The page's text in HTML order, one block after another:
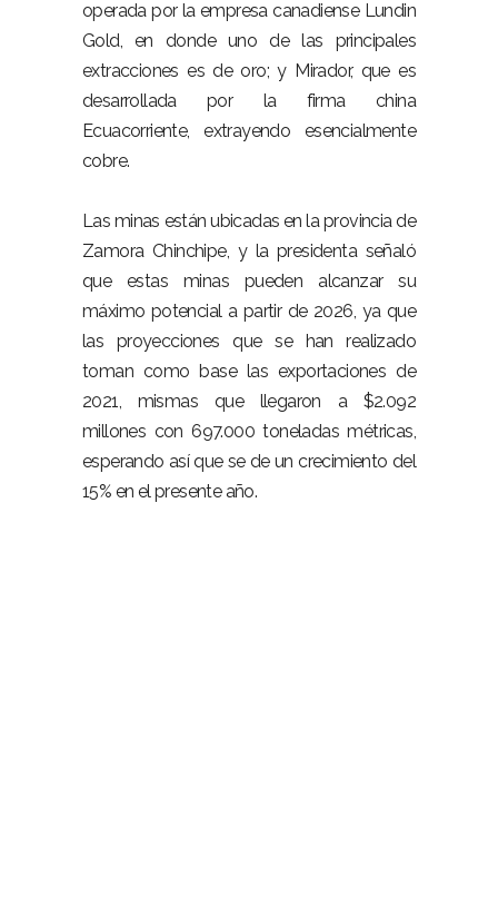
operada por la empresa canadiense Lundin
Gold, en donde uno de las principales
extracciones es de oro; y Mirador, que es
desarrollada por la firma china
Ecuacorriente, extrayendo esencialmente
cobre.
Las minas están ubicadas en la provincia de
Zamora Chinchipe, y la presidenta señaló
que estas minas pueden alcanzar su
máximo potencial a partir de 2026, ya que
las proyecciones que se han realizado
toman como base las exportaciones de
2021, mismas que llegaron a $2.092
millones con 697.000 toneladas métricas,
esperando así que se de un crecimiento del
15% en el presente año.